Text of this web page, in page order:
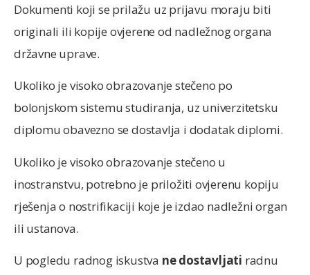
Dokumenti koji se prilažu uz prijavu moraju biti
originali ili kopije ovjerene od nadležnog organa
državne uprave.
Ukoliko je visoko obrazovanje stečeno po
bolonjskom sistemu studiranja, uz univerzitetsku
diplomu obavezno se dostavlja i dodatak diplomi.
Ukoliko je visoko obrazovanje stečeno u
inostranstvu, potrebno je priložiti ovjerenu kopiju
rješenja o nostrifikaciji koje je izdao nadležni organ
ili ustanova.
U pogledu radnog iskustva ne dostavljati radnu